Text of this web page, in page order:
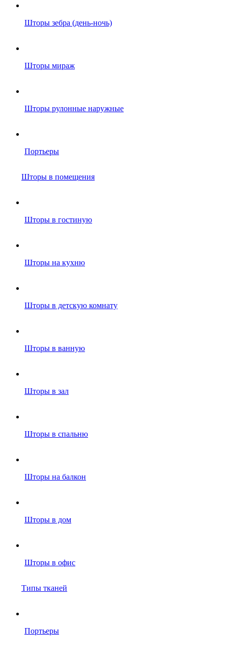
Шторы зебра (день-ночь)
Шторы мираж
Шторы рулонные наружные
Портьеры
Шторы в помещения
Шторы в гостиную
Шторы на кухню
Шторы в детскую комнату
Шторы в ванную
Шторы в зал
Шторы в спальню
Шторы на балкон
Шторы в дом
Шторы в офис
Типы тканей
Портьеры